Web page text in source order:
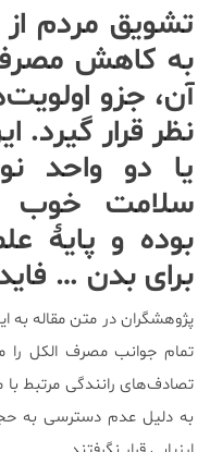
تشویق مردم
به کاهش مصرف
آن، جزو
نظر قرار
یا دو واحد
سلامت خوب
بوده و پایۀ
برای بدن …
پژوهشگران در متن مقاله به
تمام جوانب مصرف الکل را
تصادف‌های رانندگی مرتبط
به دلیل عدم دسترسی به